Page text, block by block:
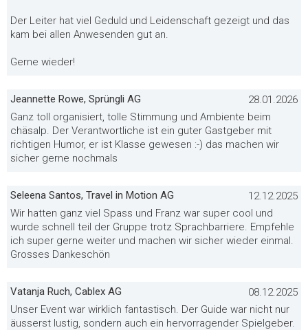
Der Leiter hat viel Geduld und Leidenschaft gezeigt und das
kam bei allen Anwesenden gut an.
Gerne wieder!
Jeannette Rowe, Sprüngli AG
28.01.2026
Ganz toll organisiert, tolle Stimmung und Ambiente beim
chäsalp. Der Verantwortliche ist ein guter Gastgeber mit
richtigen Humor, er ist Klasse gewesen :-) das machen wir
sicher gerne nochmals
Seleena Santos, Travel in Motion AG
12.12.2025
Wir hatten ganz viel Spass und Franz war super cool und
wurde schnell teil der Gruppe trotz Sprachbarriere. Empfehle
ich super gerne weiter und machen wir sicher wieder einmal.
Grosses Dankeschön
Vatanja Ruch, Cablex AG
08.12.2025
Unser Event war wirklich fantastisch. Der Guide war nicht nur
äusserst lustig, sondern auch ein hervorragender Spielgeber.